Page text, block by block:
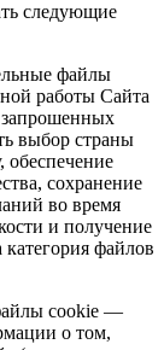
следующие
файлы
работы Сайта
выбор страны
обеспечение
сохранение
во время
и получение
файлов
cookie —
о том,